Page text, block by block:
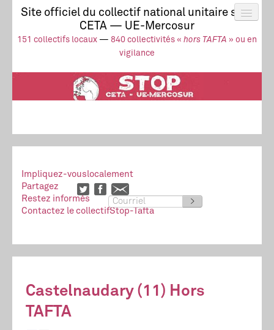
Site officiel du collectif national unitaire stop
CETA — UE-Mercosur
151 collectifs locaux — 840 collectivités « hors TAFTA » ou en
vigilance
Actus
UE-Mercosur
Stop à l’impunité !
TAFTA
CETA
Collectif
Impliquez-vouslocalement
Partagez
Restez informés
>
Contactez le collectifStop-Tafta
Castelnaudary (11) Hors
TAFTA